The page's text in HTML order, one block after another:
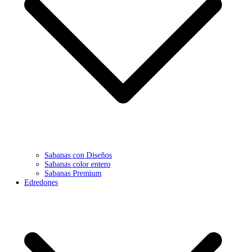
Sabanas con Diseños
Sabanas color entero
Sabanas Premium
Edredones